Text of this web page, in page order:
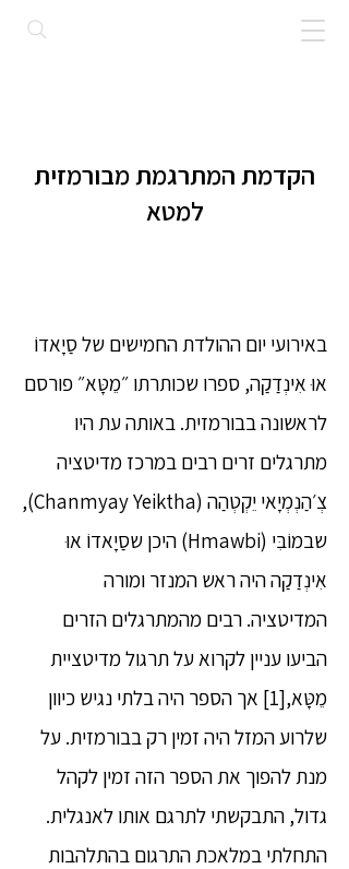
הקדמת המתרגמת מבורמזית
למטא
באירועי יום ההולדת החמישים של סַיָאדוֹ
אוּ אִינְדַקַה, ספרו שכותרתו ״מֵטָּא״ פורסם
לראשונה בבורמזית. באותה עת היו
מתרגלים זרים רבים במרכז מדיטציה
צְ׳הַנְמְיָאי יֵקְטְהַה (Chanmyay Yeiktha),
שבמוֹבִּי (Hmawbi) היכן שסַיָאדוֹ אוּ
אִינְדַקַה היה ראש המנזר ומורה
המדיטציה. רבים מהמתרגלים הזרים
הביעו עניין לקרוא על תרגול מדיטציית
מֵטָּא,[1] אך הספר היה בלתי נגיש כיוון
שלרוע המזל היה זמין רק בבורמזית. על
מנת להפוך את הספר הזה זמין לקהל
גדול, התבקשתי לתרגם אותו לאנגלית.
התחלתי במלאכת התרגום בהתלהבות